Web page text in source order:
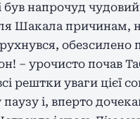
був напрочуд
Шакала причинам,
– урочисто почав
рештки уваги цієї
і, вперто